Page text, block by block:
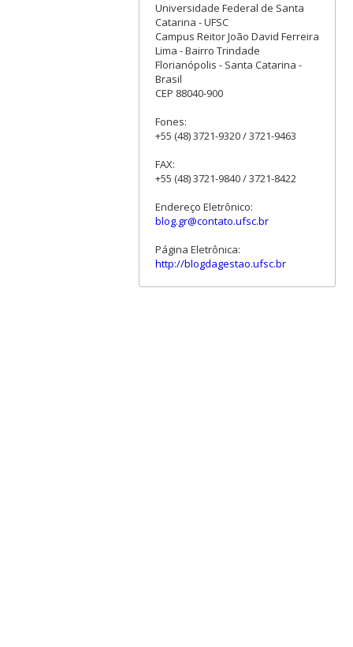
Universidade Federal de Santa
Catarina - UFSC
Campus Reitor João David Ferreira
Lima - Bairro Trindade
Florianópolis - Santa Catarina -
Brasil
CEP 88040-900
Fones:
+55 (48) 3721-9320 / 3721-9463
FAX:
+55 (48) 3721-9840 / 3721-8422
Endereço Eletrônico:
blog.gr@contato.ufsc.br
Página Eletrônica:
http://blogdagestao.ufsc.br